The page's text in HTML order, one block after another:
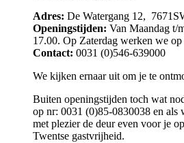
Adres: De Watergang 12,
Openingstijden: Van Maandag t/
17.00. Op Zaterdag werken we op
Contact: 0031 (0)546-639000
We kijken ernaar uit om je te
Buiten openingstijden toch wat
op nr: 0031 (0)85-0830038 en als
met plezier de deur even voor je
Twentse gastvrijheid.